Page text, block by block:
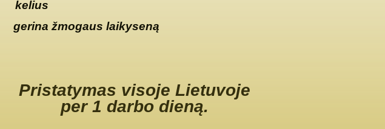
kelius
gerina žmogaus laikyseną
Pristatymas visoje Lietuvoje
per 1 darbo dieną.